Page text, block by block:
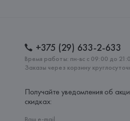
+375 (29) 633-2-633
Время работы: пн-вс с 09:00 до
Заказы через корзину
Получайте уведомления об
скидках: